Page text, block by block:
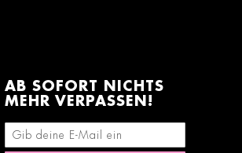
AB SOFORT NICHTS
MEHR VERPASSEN!
E-Mail-Adresse eingeben